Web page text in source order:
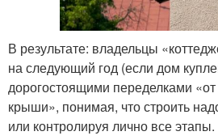
В результате: владельцы
на следующий год (если дом
дорогостоящими переделками
крыши», понимая, что строить
или контролируя лично все этапы.